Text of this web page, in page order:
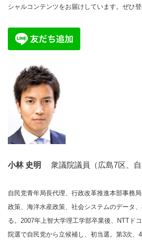
シャルコンテンツをお届けしています。ぜひ登
小林 史明 衆議院議員（広島7区、自
自民党青年局長代理、行政改革推進本部事務
政策、海洋水産政策、社会システムのデータ
る。 2007年上智大学理工学部卒業後、NTTド
院選で自民党から立候補し、初当選。第3次、